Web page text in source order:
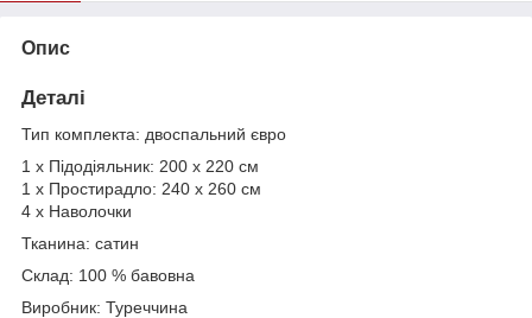
Опис
Деталі
Тип комплекта: двоспальний євро
1 х Підодіяльник: 200 х 220 см
1 х Простирадло: 240 х 260 см
4 х Наволочки
Тканина: сатин
Склад: 100 % бавовна
Виробник: Туреччина